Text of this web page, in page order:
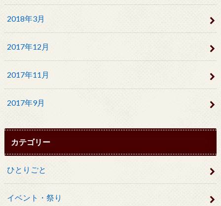
2018年3月
2017年12月
2017年11月
2017年9月
カテゴリー
ひとりごと
イベント・祭り